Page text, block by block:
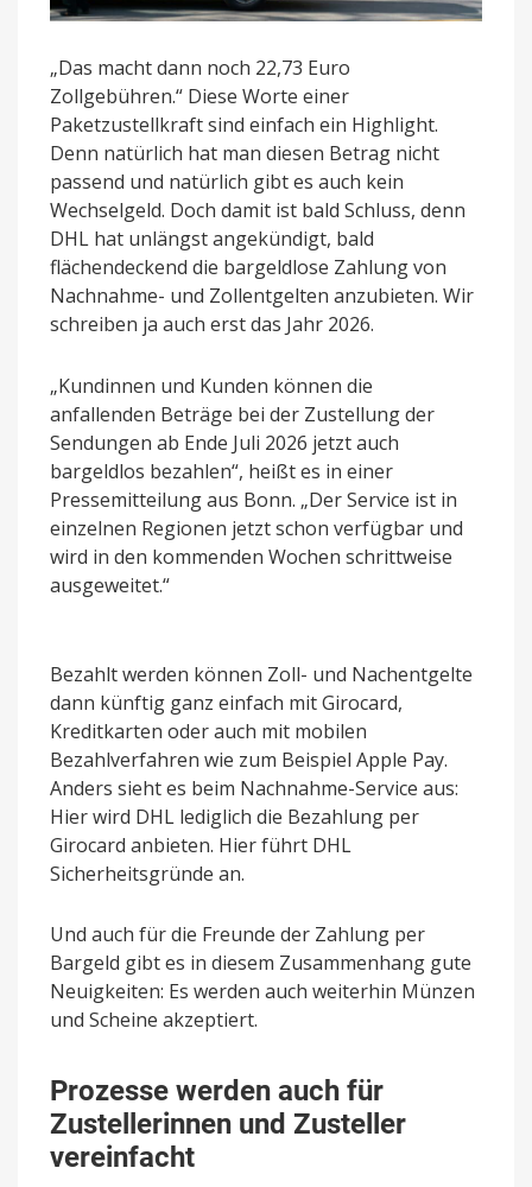
„Das macht dann noch 22,73 Euro
Zollgebühren.“ Diese Worte einer
Paketzustellkraft sind einfach ein Highlight.
Denn natürlich hat man diesen Betrag nicht
passend und natürlich gibt es auch kein
Wechselgeld. Doch damit ist bald Schluss, denn
DHL hat unlängst angekündigt, bald
flächendeckend die bargeldlose Zahlung von
Nachnahme- und Zollentgelten anzubieten. Wir
schreiben ja auch erst das Jahr 2026.
„Kundinnen und Kunden können die
anfallenden Beträge bei der Zustellung der
Sendungen ab Ende Juli 2026 jetzt auch
bargeldlos bezahlen“, heißt es in einer
Pressemitteilung aus Bonn. „Der Service ist in
einzelnen Regionen jetzt schon verfügbar und
wird in den kommenden Wochen schrittweise
ausgeweitet.“
Bezahlt werden können Zoll- und Nachentgelte
dann künftig ganz einfach mit Girocard,
Kreditkarten oder auch mit mobilen
Bezahlverfahren wie zum Beispiel Apple Pay.
Anders sieht es beim Nachnahme-Service aus:
Hier wird DHL lediglich die Bezahlung per
Girocard anbieten. Hier führt DHL
Sicherheitsgründe an.
Und auch für die Freunde der Zahlung per
Bargeld gibt es in diesem Zusammenhang gute
Neuigkeiten: Es werden auch weiterhin Münzen
und Scheine akzeptiert.
Prozesse werden auch für
Zustellerinnen und Zusteller
vereinfacht